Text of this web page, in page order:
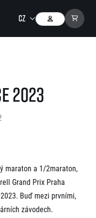
2023
maraton a 1/2maraton,
Grand Prix Praha
Buď mezi prvními,
závodech.